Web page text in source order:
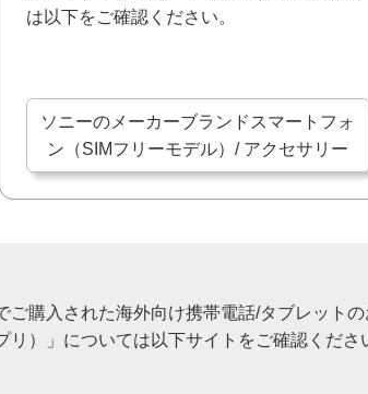
は以下をご確認ください。
ソニーのメーカーブランドスマートフォ
ン（SIMフリーモデル）/ アクセサリー
購入された海外向け携帯電話/タブレット
リ）」については以下サイトをご確認くださ